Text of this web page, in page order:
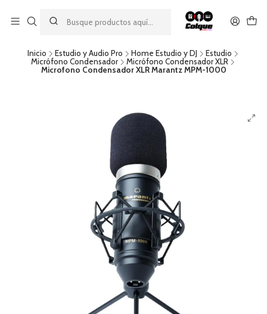
descuento por pago con transferencia bancaria
por una compra mínima de $49.990. Este descuento no es
acumulable a otras promociones ni aplicable a gastos de envío.
Inicio Estudio y Audio Pro Home Estudio y DJ
Estudio
Micrófono Condensador
Micrófono Condensador XLR
Microfono Condensador XLR Marantz MPM-1000